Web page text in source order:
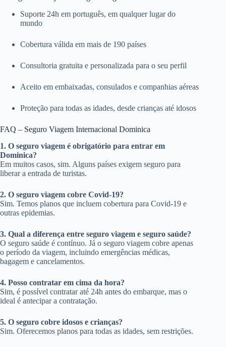
Suporte 24h em português, em qualquer lugar do
mundo
Cobertura válida em mais de 190 países
Consultoria gratuita e personalizada para o seu perfil
Aceito em embaixadas, consulados e companhias aéreas
Proteção para todas as idades, desde crianças até idosos
FAQ – Seguro Viagem Internacional Dominica
1. O seguro viagem é obrigatório para entrar em
Dominica?
Em muitos casos, sim. Alguns países exigem seguro para
liberar a entrada de turistas.
2. O seguro viagem cobre Covid-19?
Sim. Temos planos que incluem cobertura para Covid-19 e
outras epidemias.
3. Qual a diferença entre seguro viagem e seguro saúde?
O seguro saúde é contínuo. Já o seguro viagem cobre apenas
o período da viagem, incluindo emergências médicas,
bagagem e cancelamentos.
4. Posso contratar em cima da hora?
Sim, é possível contratar até 24h antes do embarque, mas o
ideal é antecipar a contratação.
5. O seguro cobre idosos e crianças?
Sim. Oferecemos planos para todas as idades, sem restrições.